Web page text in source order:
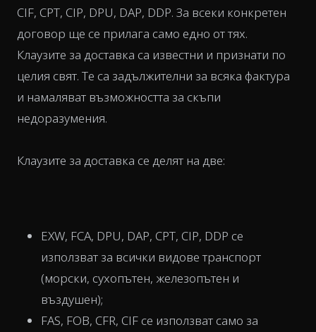
CIF, CPT, CIP, DPU, DAP, DDP. За всеки конкретен
договор ще се прилага само едно от тях.
Клаузите за доставка са известни и признати по
целия свят. Те са задължителни за всяка фактура
и намаляват възможността за скъпи
недоразумения.
Клаузите за доставка се делят на две:
EXW, FCA, DPU, DAP, CPT, CIP, DDP се
използват за всички видове транспорт
(морски, сухопътен, железопътен и
въздушен);
FAS, FOB, CFR, CIF се използват само за